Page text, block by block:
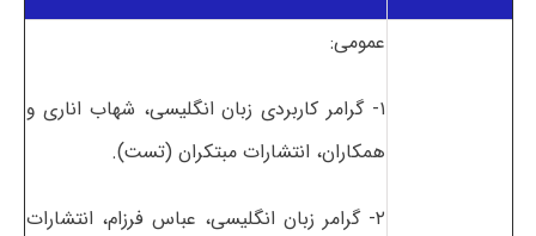
عمومی:
۱- گرامر کاربردی زبان انگلیسی، شهاب اناری و
همکاران، انتشارات مبتکران (تست).
۲- گرامر زبان انگلیسی، عباس فرزام، انتشارات